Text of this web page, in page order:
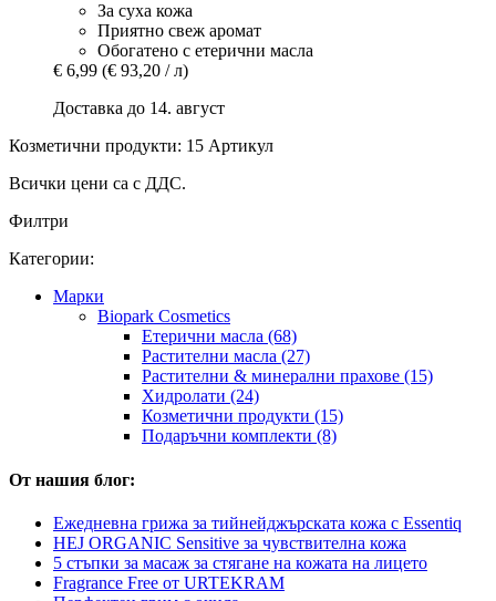
За суха кожа
Приятно свеж аромат
Обогатено с етерични масла
€ 6,99 (€ 93,20 / л)
Доставка до 14. август
Козметични продукти: 15 Артикул
Всички цени са с ДДС.
Филтри
Категории:
Марки
Biopark Cosmetics
Етерични масла (68)
Растителни масла (27)
Растителни & минерални прахове (15)
Хидролати (24)
Козметични продукти (15)
Подаръчни комплекти (8)
От нашия блог:
Ежедневна грижа за тийнейджърската кожа с Essentiq
HEJ ORGANIC Sensitive за чувствителна кожа
5 стъпки за масаж за стягане на кожата на лицето
Fragrance Free от URTEKRAM